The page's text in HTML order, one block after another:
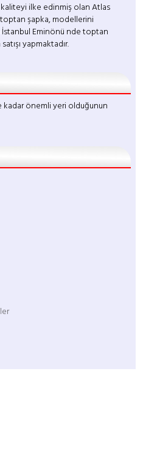
ilke edinmiş olan Atlas
şapka, modellerini
İstanbul Eminönü nde toptan
yapmaktadır.
kadar önemli yeri olduğunun